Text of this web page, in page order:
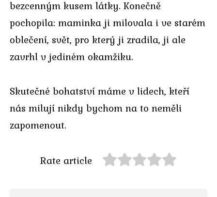
bezcenným kusem látky. Konečně
pochopila: maminka ji milovala i ve starém
oblečení, svět, pro který ji zradila, ji ale
zavrhl v jediném okamžiku.
Skutečné bohatství máme v lidech, kteří
nás milují nikdy bychom na to neměli
zapomenout.
Rate article